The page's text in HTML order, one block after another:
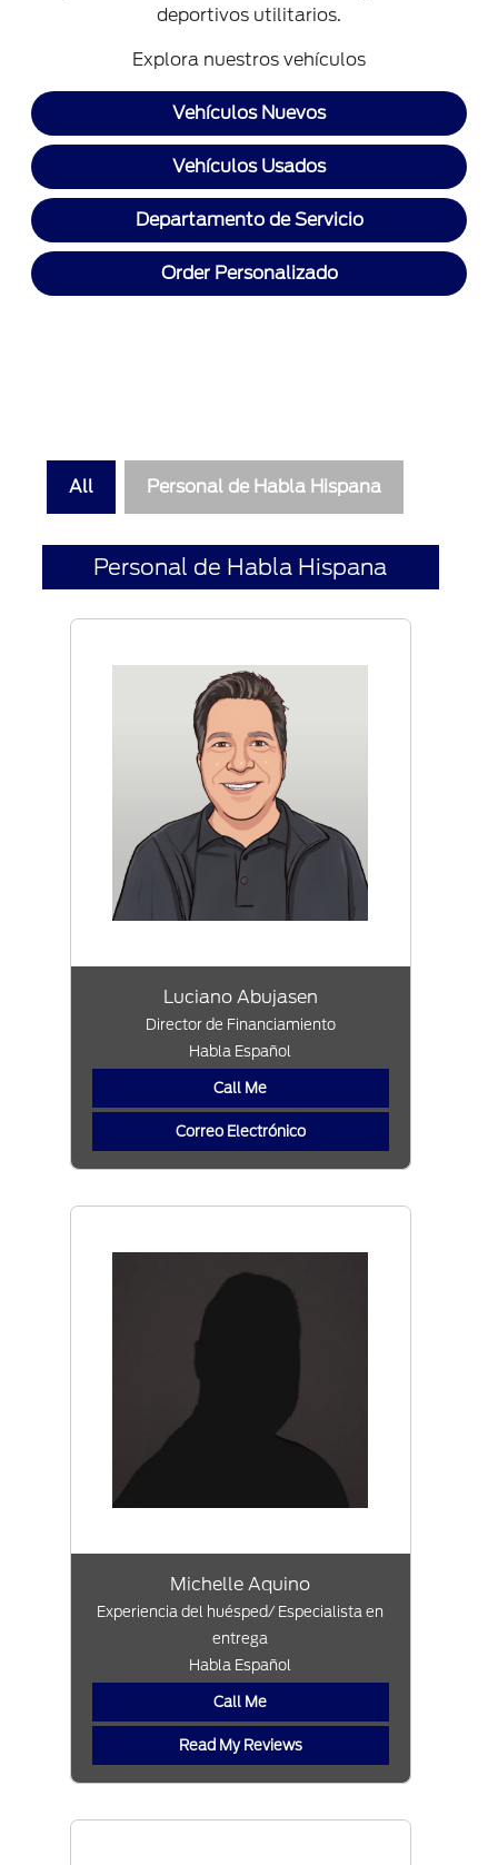
deportivos utilitarios.
Explora nuestros vehículos
Vehículos Nuevos
Vehículos Usados
Departamento de Servicio
Order Personalizado
All Personal de Habla Hispana
Personal de Habla Hispana
Luciano Abujasen
Director de Financiamiento
Habla Español
Call Me
Correo Electrónico
Michelle Aquino
Experiencia del huésped/ Especialista en
entrega
Habla Español
Call Me
Read My Reviews